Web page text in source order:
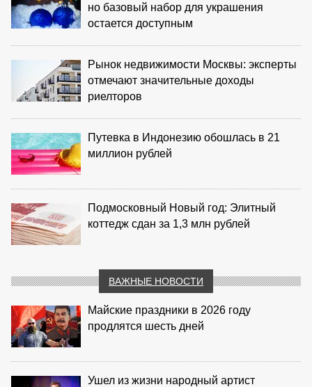
но базовый набор для украшения
остается доступным
Рынок недвижимости Москвы: эксперты
отмечают значительные доходы
риелторов
Путевка в Индонезию обошлась в 21
миллион рублей
Подмосковный Новый год: Элитный
коттедж сдан за 1,3 млн рублей
ВАЖНЫЕ НОВОСТИ
Майские праздники в 2026 году
продлятся шесть дней
Ушел из жизни народный артист